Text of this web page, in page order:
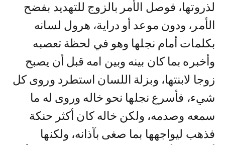
لذروتها، فوصل الأمر بالزوج للتهديد بفضح
الأمر، ودون موعد أو دراية، هرول لسانه
بكلمات أمام نجلها وهو في لحظة تعصبه
وأخبره بما كان بينه وبين امه قبل أن يصبح
زوجا لابنتها، وبزلة اللسان استطرد وروى كل
شيء، فأسرع نجلها نحو خاله وروى له ما
سمعه وصدمه، ولكن خاله كان أكثر حنكة
فذهب ليواجهها بما صغى بآذانه، ولكنها